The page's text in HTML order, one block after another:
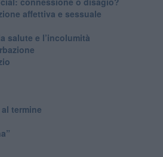
affettiva e sessuale
salute e l’incolumità
termine